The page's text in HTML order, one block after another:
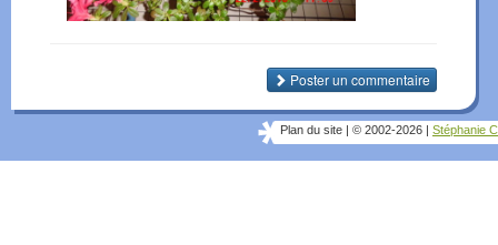
Poster un commentaire
Plan du site | © 2002-2026 | Stéphanie C